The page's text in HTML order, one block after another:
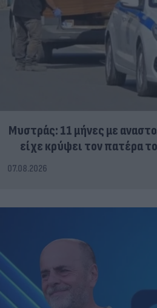
Μυστράς: 11 μήνες με
είχε κρύψει τον πατέρα
07.08.2026